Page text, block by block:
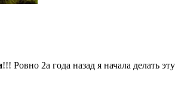
!!! Ровно 2а года назад я начала делать